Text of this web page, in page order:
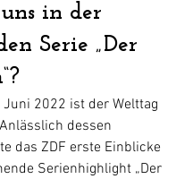
in der
Serie „Der
Juni 2022 ist der Welttag
dessen
das ZDF erste Einblicke
Serienhighlight „Der